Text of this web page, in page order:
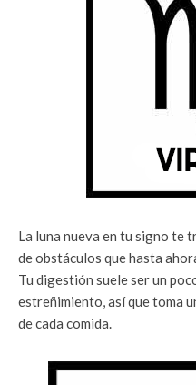
La luna nueva en tu signo te
de obstáculos que hasta
Tu digestión suele ser un
estreñimiento, así que toma
de cada comida.